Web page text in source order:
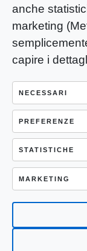
anche
marketing
capire i
NECESSARI
PREFERENZE
STATISTICHE
MARKETING
YOU-ng
giornalistica
Capua
ISSN 3103-
P.IVA:
Sede Legale:
NERONI 11